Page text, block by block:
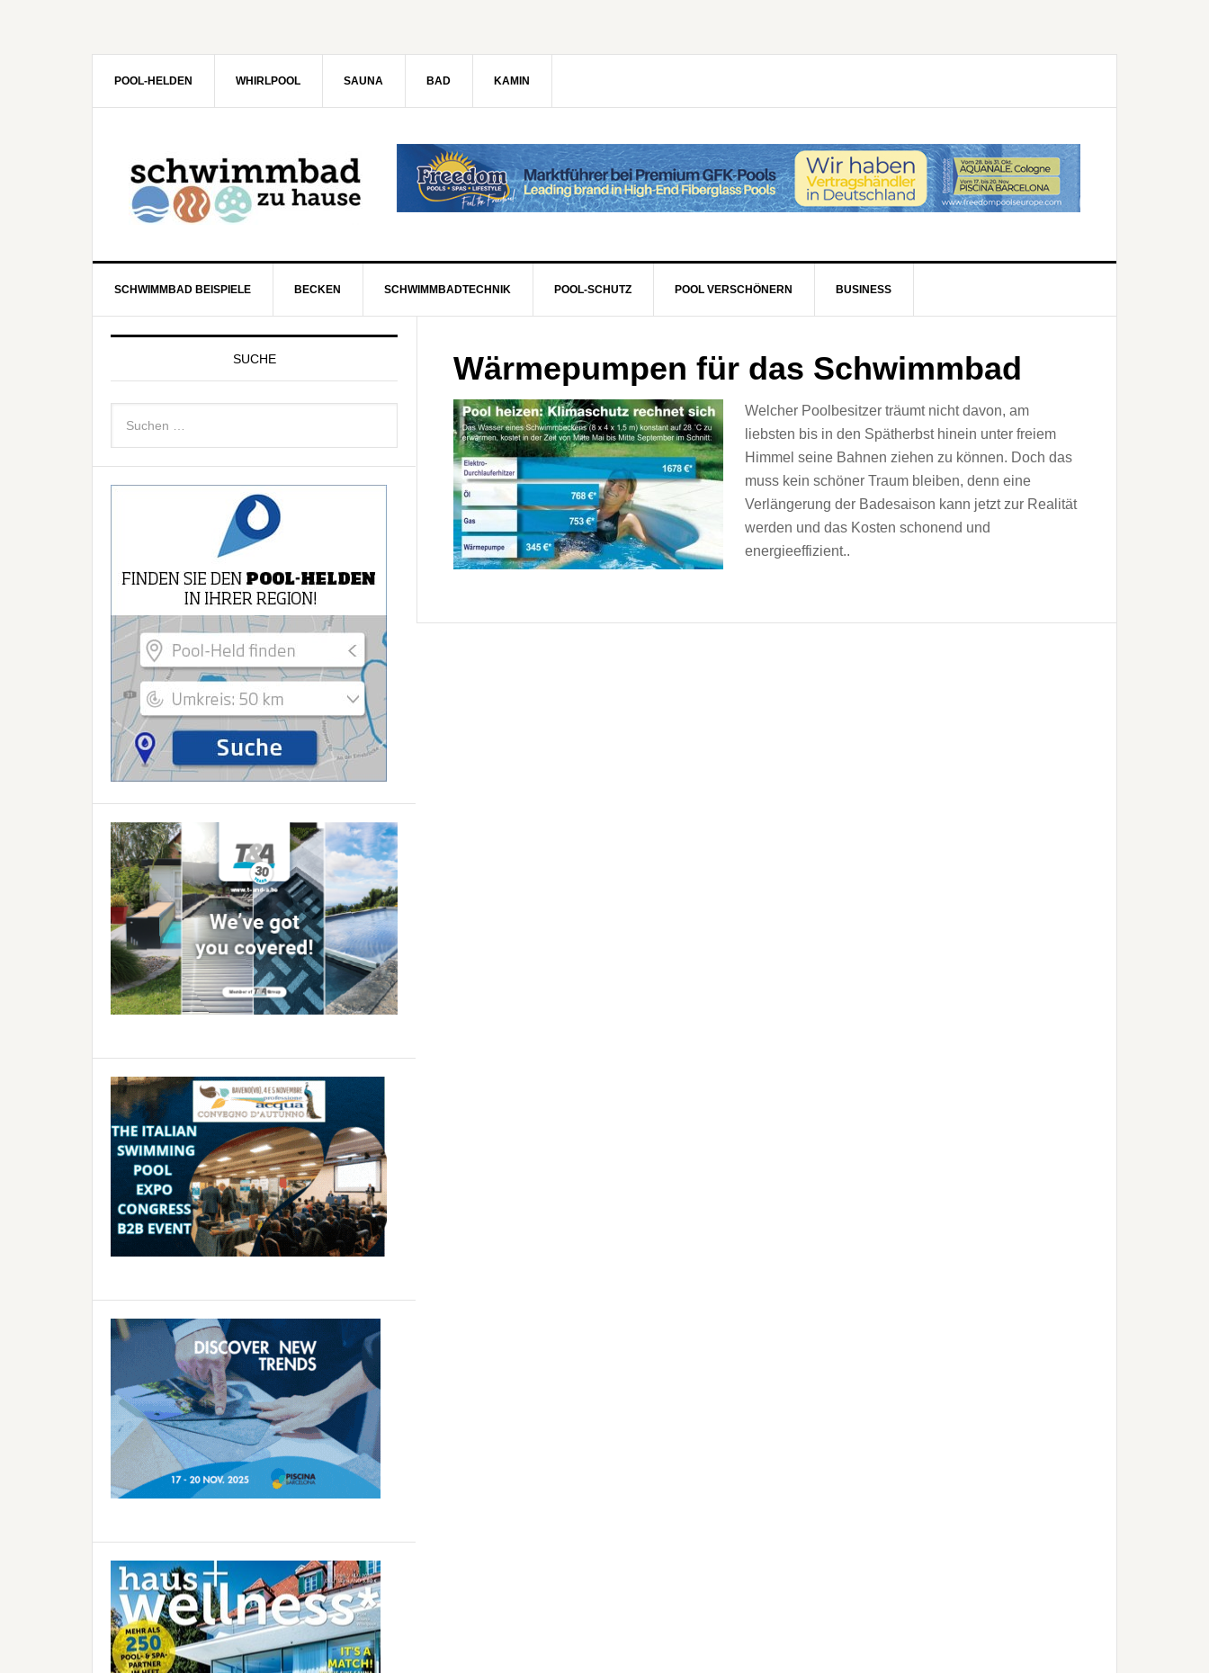
POOL-HELDEN WHIRLPOOL SAUNA BAD KAMIN
SCHWIMMBAD BEISPIELE BECKEN SCHWIMMBADTECHNIK POOL-SCHUTZ POOL VERSCHÖNERN BUSINESS
Wärmepumpen für das Schwimmbad
Welcher Poolbesitzer träumt nicht davon, am
liebsten bis in den Spätherbst hinein unter freiem
Himmel seine Bah­nen ziehen zu können. Doch das
muss kein schöner Traum bleiben, denn eine
Verlängerung der Badesaison kann jetzt zur Realität
werden und das Kosten schonend und
energieeffizient..
SUCHE